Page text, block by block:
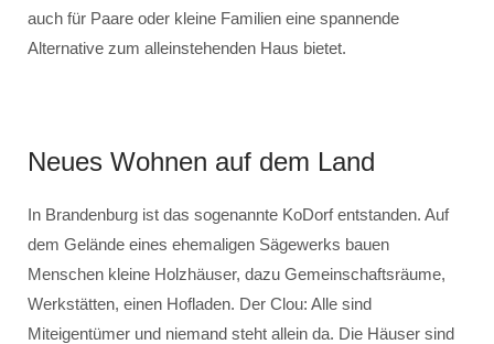
auch für Paare oder kleine Familien eine spannende
Alternative zum alleinstehenden Haus bietet.
Neues Wohnen auf dem Land
In Brandenburg ist das sogenannte KoDorf entstanden. Auf
dem Gelände eines ehemaligen Sägewerks bauen
Menschen kleine Holzhäuser, dazu Gemeinschaftsräume,
Werkstätten, einen Hofladen. Der Clou: Alle sind
Miteigentümer und niemand steht allein da. Die Häuser sind